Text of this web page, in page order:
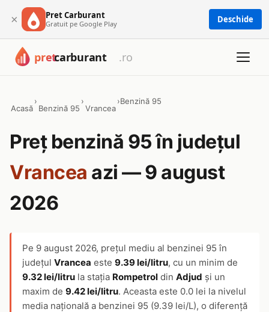
× Pret Carburant
Gratuit pe Google Play Deschide
Acasă
›
Benzină 95
›
Vrancea
›Benzină 95
Preț benzină 95 în județul
Vrancea azi — 9 august
2026
Pe 9 august 2026, prețul mediu al benzinei 95 în
județul Vrancea este 9.39 lei/litru, cu un minim de
9.32 lei/litru la stația Rompetrol din Adjud și un
maxim de 9.42 lei/litru. Aceasta este 0.0 lei la nivelul
media națională a benzinei 95 (9.39 lei/L), o diferență